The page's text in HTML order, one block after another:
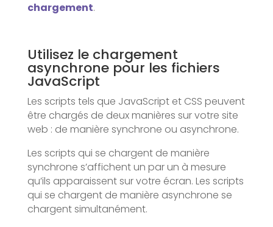
chargement.
Utilisez le chargement
asynchrone pour les fichiers
JavaScript
Les scripts tels que JavaScript et CSS peuvent
être chargés de deux manières sur votre site
web : de manière synchrone ou asynchrone.
Les scripts qui se chargent de manière
synchrone s’affichent un par un à mesure
qu’ils apparaissent sur votre écran. Les scripts
qui se chargent de manière asynchrone se
chargent simultanément.